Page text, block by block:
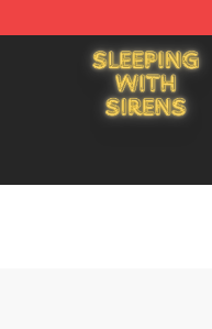
Store - Official